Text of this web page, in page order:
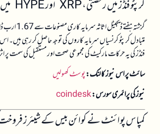
کرپٹو فنڈز میں رخصتی، XRP اور HYPE میں سرمایہ کاری میں اضافہ
متبادل کرپٹو کرنسیاں سرمایہ کاروں کی توجہ حاصل کر رہی
فنڈز کی یہ حرکات مارکیٹ کی مجموعی صحت اور مستقبل کی سمت پر
سائٹ پر اس نیوز کا لنک:پوسٹ کھولیں
نیوز کی پرائمری سورس:coindesk
کمپاس پوائنٹ نے کوائن بیس کے شیئرز